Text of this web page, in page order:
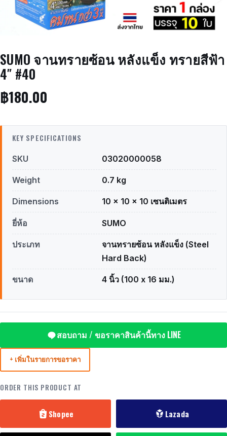
SUMO จานทรายซ้อน หลังแข็ง ทรายสีฟ้า
4″ #40
฿180.00
KEY SPECIFICATIONS
SKU 03020000058
Weight 0.7 kg
Dimensions 10 × 10 × 10 เซนติเมตร
ยี่ห้อ SUMO
ประเภท
จานทรายซ้อน หลังแข็ง (Steel
Hard Back)
ขนาด 4 นิ้ว (100 x 16 มม.)
สอบถาม / ขอราคาสินค้านี้ทาง LINE
+ เพิ่มในรายการขอราคา
ORDER THIS PRODUCT AT
Shopee Lazada